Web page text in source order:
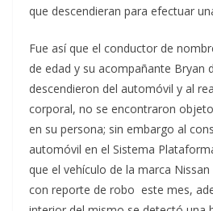
que descendieran para efectuar
Fue así que el conductor de
de edad y su acompañante Bryan
descendieron del automóvil y al
corporal, no se encontraron
en su persona; sin embargo al
automóvil en el Sistema
que el vehículo de la marca
con reporte de robo este mes,